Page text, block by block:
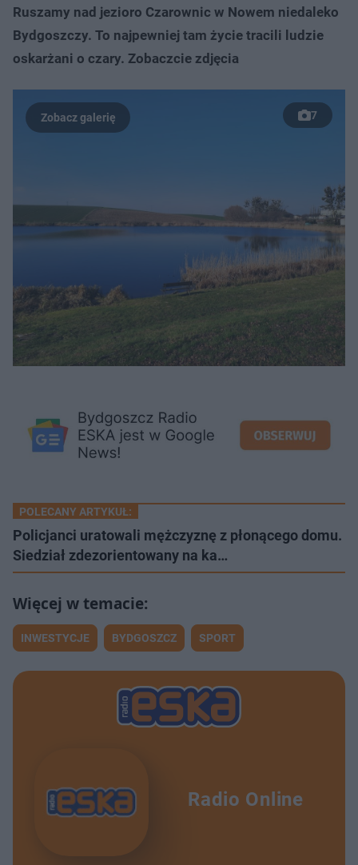
Ruszamy nad jezioro Czarownic w Nowem niedaleko
Bydgoszczy. To najpewniej tam życie tracili ludzie
oskarżani o czary. Zobaczcie zdjęcia
7
POLECANY ARTYKUŁ:
Policjanci uratowali mężczyznę z płonącego domu.
Siedział zdezorientowany na ka…
INWESTYCJE BYDGOSZCZ SPORT
Radio Online